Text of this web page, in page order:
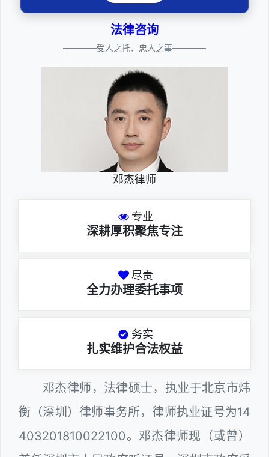
法律咨询
————受人之托、忠人之事————
邓杰律师
专业
深耕厚积聚焦专注
尽责
全力办理委托事项
务实
扎实维护合法权益
邓杰律师，法律硕士，执业于北京市炜
衡（深圳）律师事务所，律师执业证号为14
403201810022100。邓杰律师现（或曾）